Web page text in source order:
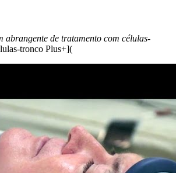
abrangente de tratamento com células-
tronco Plus+](